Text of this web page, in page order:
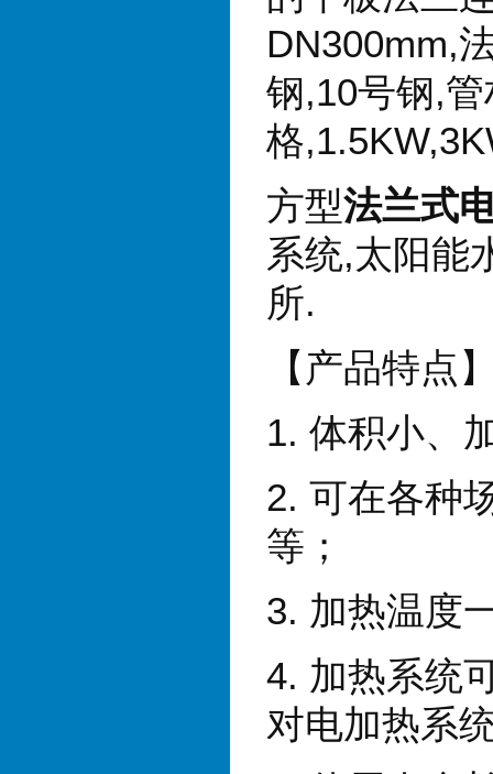
DN300mm,
钢,10号钢,
格
方型法兰式
系统,太阳能
所.
【产品特点
1. 体积小、
2. 可在各种
等；
3. 加热温度
4. 加热系统
对电加热系